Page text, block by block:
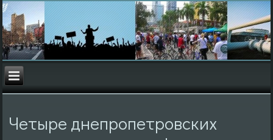
Четыре днепропетровских